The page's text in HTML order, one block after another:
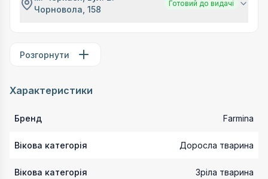
Чорновола, 158
Готовий до видачі
Розгорнути
Характеристики
Бренд Farmina
Вікова категорія Доросла тварина
Вікова категорія Зріла тварина